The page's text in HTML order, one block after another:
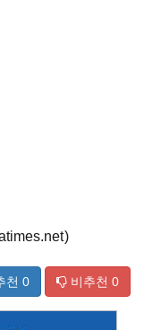
천 0 비추천 0